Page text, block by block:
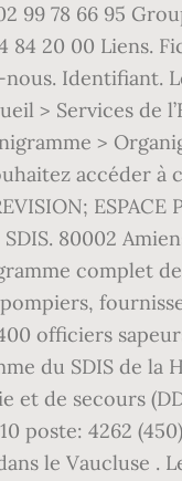
99 78 66 95
84 20 00 Liens.
nous. Identifiant.
> Services de
>
accéder à
ESPACE
80002
complet
officiers
du SDIS de la
et de secours
poste: 4262
le Vaucluse .